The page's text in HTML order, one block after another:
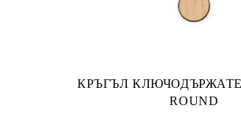
КРЪГЪЛ
ROUND